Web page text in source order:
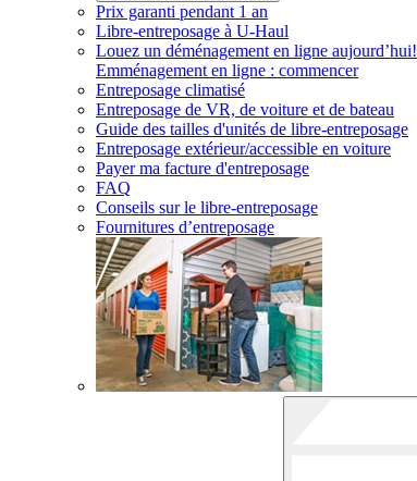
Prix garanti pendant 1 an
Libre-entreposage à U-Haul
Louez un déménagement en ligne aujourd’hui!
Emménagement en ligne : commencer
Entreposage climatisé
Entreposage de VR, de voiture et de bateau
Guide des tailles d'unités de libre-entreposage
Entreposage extérieur/accessible en voiture
Payer ma facture d'entreposage
FAQ
Conseils sur le libre-entreposage
Fournitures d’entreposage